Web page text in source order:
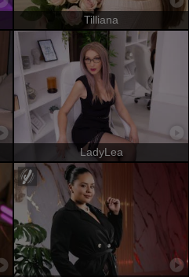
Tilliana
LadyLea